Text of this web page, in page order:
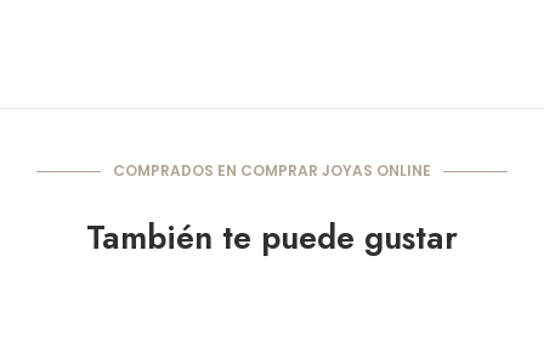
COMPRADOS EN COMPRAR JOYAS ONLINE
También te puede gustar